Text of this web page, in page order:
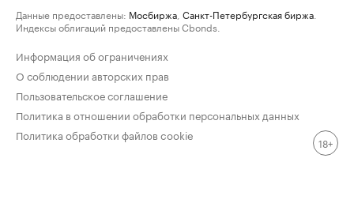
Данные предоставлены: Мосбиржа Санкт-Петербургская биржа
Индексы облигаций предоставлены Cbonds.
Информация об ограничениях
О соблюдении авторских прав
Пользовательское соглашение
Политика в отношении обработки персональных данных
Политика обработки файлов cookie
18+